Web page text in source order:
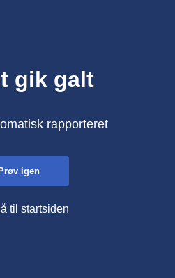
gik galt
rapporteret
Prøv igen
til startsiden